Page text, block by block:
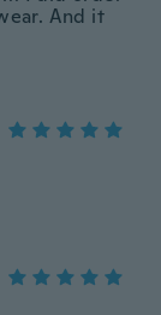
And it